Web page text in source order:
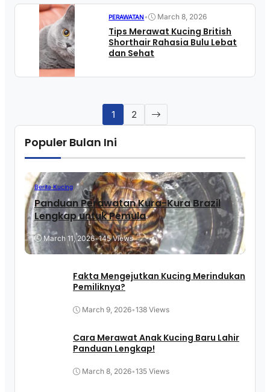
PERAWATAN• March 8, 2026
Tips Merawat Kucing British
Shorthair Rahasia Bulu Lebat
dan Sehat
1 2
Populer Bulan Ini
Berita Kucing
Panduan Perawatan Kura-Kura Brazil
Lengkap untuk Pemula
March 11, 2026•145 Views
Fakta Mengejutkan Kucing Merindukan
Pemiliknya?
March 9, 2026•138 Views
Cara Merawat Anak Kucing Baru Lahir
Panduan Lengkap!
March 8, 2026•135 Views